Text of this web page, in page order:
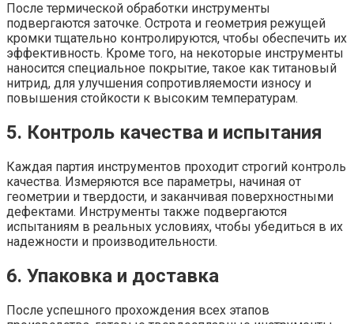
После термической обработки инструменты
подвергаются заточке. Острота и геометрия режущей
кромки тщательно контролируются, чтобы обеспечить их
эффективность. Кроме того, на некоторые инструменты
наносится специальное покрытие, такое как титановый
нитрид, для улучшения сопротивляемости износу и
повышения стойкости к высоким температурам.
5. Контроль качества и испытания
Каждая партия инструментов проходит строгий контроль
качества. Измеряются все параметры, начиная от
геометрии и твердости, и заканчивая поверхностными
дефектами. Инструменты также подвергаются
испытаниям в реальных условиях, чтобы убедиться в их
надежности и производительности.
6. Упаковка и доставка
После успешного прохождения всех этапов